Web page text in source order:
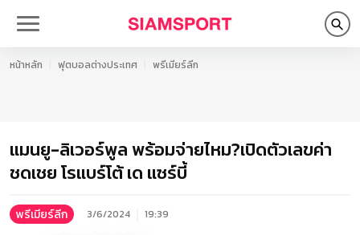
หน้าหลัก ฟุตบอลต่างประเทศ พรีเมียร์ลีก
แมนยู-ลิเวอร์พูล พร้อมจ่ายไหม?เปิดตัวเลขค่า
ชดเชย โรแบร์โต้ เด แซร์บี้
พรีเมียร์ลีก 3/6/2024 19:39